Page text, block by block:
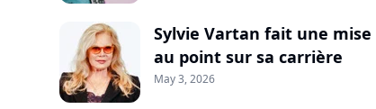
Sylvie Vartan fait une mise
au point sur sa carrière
May 3, 2026